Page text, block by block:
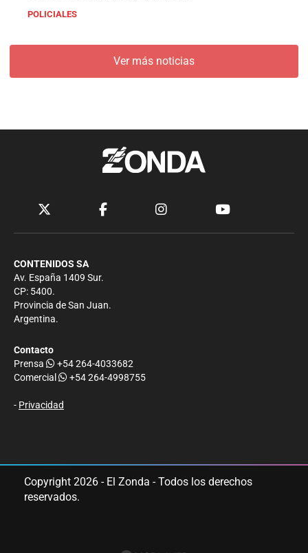
POLICIALES
Ver más noticias
CONTENIDOS SA
Av. España 1409 Sur.
CP: 5400.
Provincia de San Juan.
Argentina.
Contacto
Prensa
+54 264-4033682
Comercial
+54 264-4998755
- Privacidad
Copyright 2026 - El Zonda - Todos los derechos
reservados.